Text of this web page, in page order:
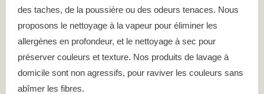
des taches, de la poussière ou des odeurs tenaces. Nous
proposons le nettoyage à la vapeur pour éliminer les
allergènes en profondeur, et le nettoyage à sec pour
préserver couleurs et texture. Nos produits de lavage à
domicile sont non agressifs, pour raviver les couleurs sans
abîmer les fibres.